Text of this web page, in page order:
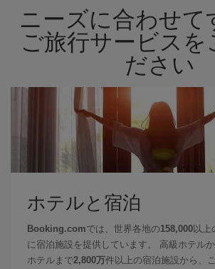
ニーズに合わせて
ご旅行サービスを
ださい
ホテルと宿泊
Booking.comでは、世界各地の158,000 以上
に宿泊施設を提供しています。 高級ホテル
ホテルまで2,800万件以上の宿泊施設から、